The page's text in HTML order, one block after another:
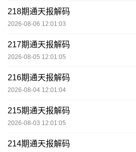
218期通天报解码
2026-08-06 12:01:03
217期通天报解码
2026-08-05 12:01:05
216期通天报解码
2026-08-04 12:01:04
215期通天报解码
2026-08-03 12:01:05
214期通天报解码